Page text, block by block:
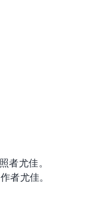
者尤佳。
者尤佳。